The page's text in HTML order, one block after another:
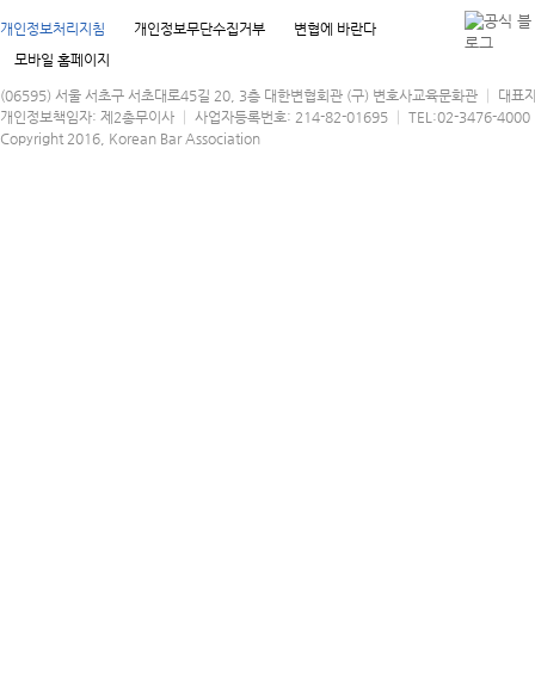
개인정보처리지침 개인정보무단수집거부
변협에 바란다
모바일 홈페이지
(06595) 서울 서초구 서초대로45길 20, 3층 대한변협회관 (구) 변호사교육문화관 │ 대표
개인정보책임자: 제2총무이사 │ 사업자등록번호: 214-82-01695 │ TEL:02-3476-
Copyright 2016, Korean Bar Association